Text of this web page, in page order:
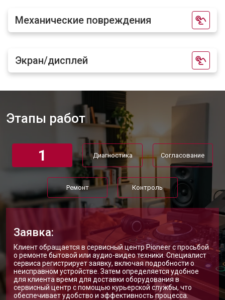
Механические повреждения
Экран/дисплей
Этапы работ
1 Диагностика Согласование
Ремонт Контроль
Заявка:
Клиент обращается в сервисный центр Pioneer с просьбой
о ремонте бытовой или аудио-видео техники. Специалист
сервиса регистрирует заявку, включая подробности о
неисправном устройстве. Затем определяется удобное
для клиента время для доставки оборудования в
сервисный центр с помощью курьерской службы, что
обеспечивает удобство и эффективность процесса.